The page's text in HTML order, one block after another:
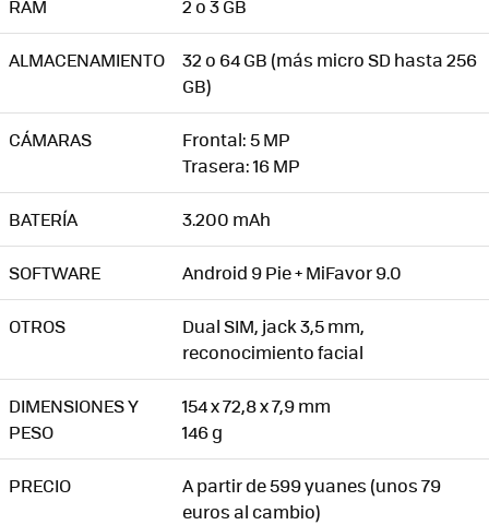
RAM 2 o 3 GB
ALMACENAMIENTO
32 o 64 GB (más micro SD hasta 256
GB)
CÁMARAS
Frontal: 5 MP
Trasera: 16 MP
BATERÍA 3.200 mAh
SOFTWARE Android 9 Pie + MiFavor 9.0
OTROS
Dual SIM, jack 3,5 mm,
reconocimiento facial
DIMENSIONES Y
PESO
154 x 72,8 x 7,9 mm
146 g
PRECIO
A partir de 599 yuanes (unos 79
euros al cambio)